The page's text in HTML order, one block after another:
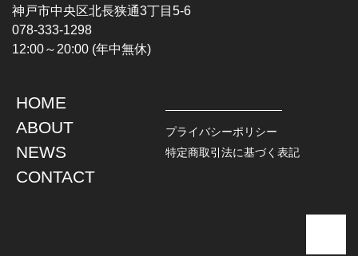
PROGLESSIVE ROCK
POPS
SOUL / R&B
CHAMPION
TOPS
L / S SHIRT
S / S SHIRT
HAWAIIAN SHIRT
JACKET
DENIM
LEATHER
神戸市中央区北長狭通3丁目5-6
078-333-1298
12:00～20:00 (年中無休)
HOME
ABOUT
NEWS
CONTACT
プライバシーポリシー
特定商取引法に基づく表記